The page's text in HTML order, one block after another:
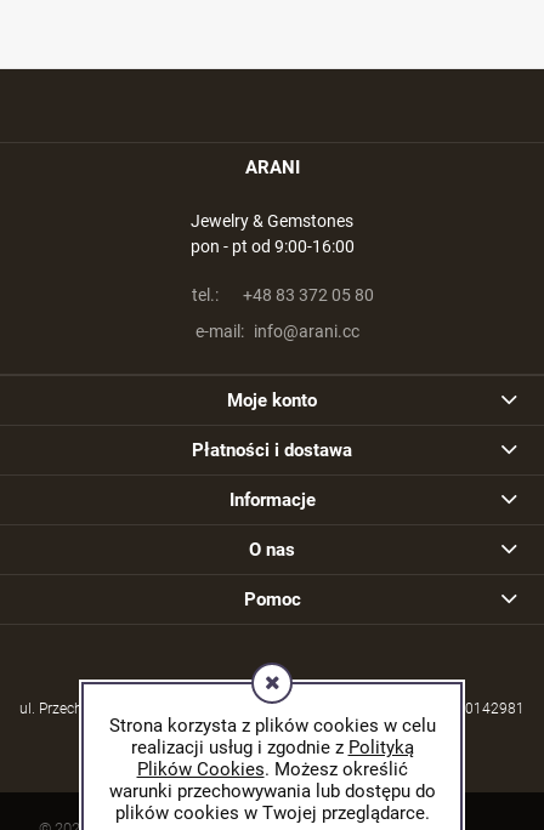
Strona korzysta z plików cookies w celu
realizacji usług i zgodnie z Polityką
Plików Cookies. Możesz określić
warunki przechowywania lub dostępu do
plików cookies w Twojej przeglądarce.
ARANI
Jewelry & Gemstones
pon - pt od 9:00-16:00
tel.:
+48 83 372 05 80
e-mail: info@arani.cc
Moje konto
Płatności i dostawa
Informacje
O nas
Pomoc
ul. Przechodzisko 39, 21-570 Drelów | NIP: 5380004253 | REGON: 030142981